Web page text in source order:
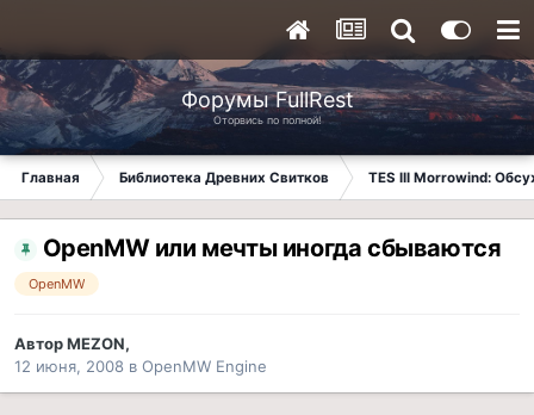
Форумы FullRest
Оторвись по полной!
Главная Библиотека Древних Свитков TES III Morrowind:
OpenMW или мечты иногда сбываются
OpenMW
АвторMEZON,
12 июня, 2008 в OpenMW Engine